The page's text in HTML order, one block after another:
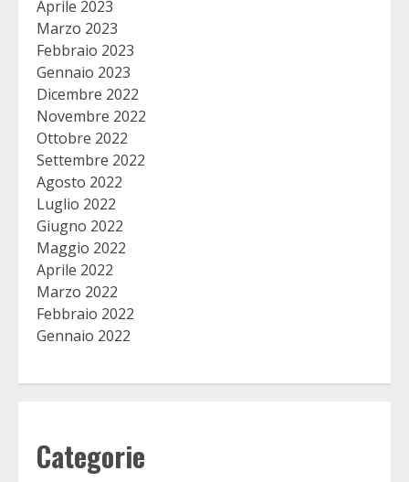
Aprile 2023
Marzo 2023
Febbraio 2023
Gennaio 2023
Dicembre 2022
Novembre 2022
Ottobre 2022
Settembre 2022
Agosto 2022
Luglio 2022
Giugno 2022
Maggio 2022
Aprile 2022
Marzo 2022
Febbraio 2022
Gennaio 2022
Categorie